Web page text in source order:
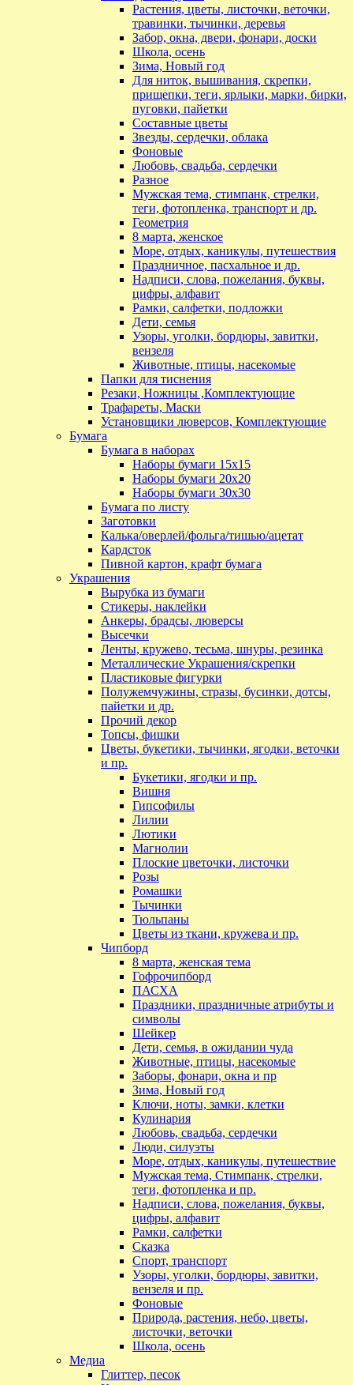
Растения, цветы, листочки, веточки,
травинки, тычинки, деревья
Забор, окна, двери, фонари, доски
Школа, осень
Зима, Новый год
Для ниток, вышивания, скрепки,
прищепки, теги, ярлыки, марки, бирки,
пуговки, пайетки
Составные цветы
Звезды, сердечки, облака
Фоновые
Любовь, свадьба, сердечки
Разное
Мужская тема, стимпанк, стрелки,
теги, фотопленка, транспорт и др.
Геометрия
8 марта, женское
Море, отдых, каникулы, путешествия
Праздничное, пасхальное и др.
Надписи, слова, пожелания, буквы,
цифры, алфавит
Рамки, салфетки, подложки
Дети, семья
Узоры, уголки, бордюры, завитки,
вензеля
Животные, птицы, насекомые
Папки для тиснения
Резаки, Ножницы ,Комплектующие
Трафареты, Маски
Установщики люверсов, Комплектующие
Бумага
Бумага в наборах
Наборы бумаги 15х15
Наборы бумаги 20х20
Наборы бумаги 30х30
Бумага по листу
Заготовки
Калька/оверлей/фольга/тишью/ацетат
Кардсток
Пивной картон, крафт бумага
Украшения
Вырубка из бумаги
Стикеры, наклейки
Анкеры, брадсы, люверсы
Высечки
Ленты, кружево, тесьма, шнуры, резинка
Металлические Украшения/скрепки
Пластиковые фигурки
Полужемчужины, стразы, бусинки, дотсы,
пайетки и др.
Прочий декор
Топсы, фишки
Цветы, букетики, тычинки, ягодки, веточки
и пр.
Букетики, ягодки и пр.
Вишня
Гипсофилы
Лилии
Лютики
Магнолии
Плоские цветочки, листочки
Розы
Ромашки
Тычинки
Тюльпаны
Цветы из ткани, кружева и пр.
Чипборд
8 марта, женская тема
Гофрочипборд
ПАСХА
Праздники, праздничные атрибуты и
символы
Шейкер
Дети, семья, в ожидании чуда
Животные, птицы, насекомые
Заборы, фонари, окна и пр
Зима, Новый год
Ключи, ноты, замки, клетки
Кулинария
Любовь, свадьба, сердечки
Люди, силуэты
Море, отдых, каникулы, путешествие
Мужская тема, Стимпанк, стрелки,
теги, фотопленка и пр.
Надписи, слова, пожелания, буквы,
цифры, алфавит
Рамки, салфетки
Сказка
Спорт, транспорт
Узоры, уголки, бордюры, завитки,
вензеля и пр.
Фоновые
Природа, растения, небо, цветы,
листочки, веточки
Школа, осень
Медиа
Глиттер, песок